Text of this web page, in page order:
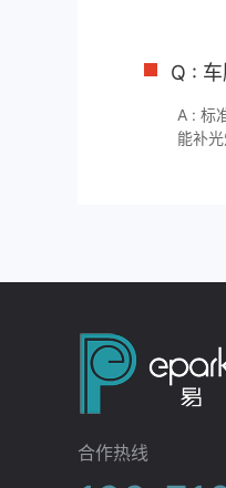
纯离
中心。
Q :
A : 标
能补
合作热线